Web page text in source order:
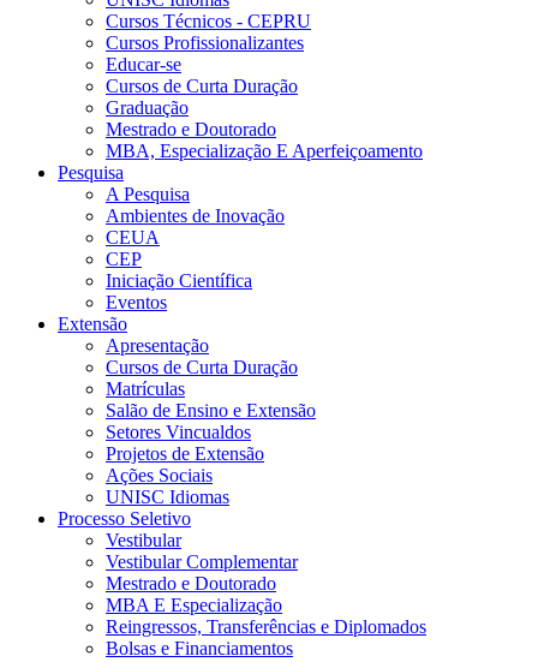
Cursos Técnicos - CEPRU
Cursos Profissionalizantes
Educar-se
Cursos de Curta Duração
Graduação
Mestrado e Doutorado
MBA, Especialização E Aperfeiçoamento
Pesquisa
A Pesquisa
Ambientes de Inovação
CEUA
CEP
Iniciação Científica
Eventos
Extensão
Apresentação
Cursos de Curta Duração
Matrículas
Salão de Ensino e Extensão
Setores Vincualdos
Projetos de Extensão
Ações Sociais
UNISC Idiomas
Processo Seletivo
Vestibular
Vestibular Complementar
Mestrado e Doutorado
MBA E Especialização
Reingressos, Transferências e Diplomados
Bolsas e Financiamentos